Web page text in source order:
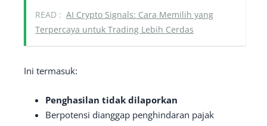
READ : AI Crypto Signals: Cara Memilih yang
Terpercaya untuk Trading Lebih Cerdas
Ini termasuk:
Penghasilan tidak dilaporkan
Berpotensi dianggap penghindaran pajak